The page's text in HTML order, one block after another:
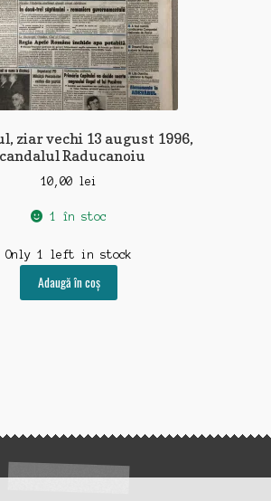
ziar vechi 13 august 1996,
Raducanoiu
10,00 lei
1 în stoc
Only 1 left in stock
Adaugă în coș